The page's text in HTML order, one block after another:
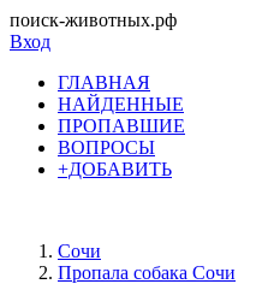
поиск-животных.рф
Вход
ГЛАВНАЯ
НАЙДЕННЫЕ
ПРОПАВШИЕ
ВОПРОСЫ
+ДОБАВИТЬ
Сочи
Пропала собака Сочи